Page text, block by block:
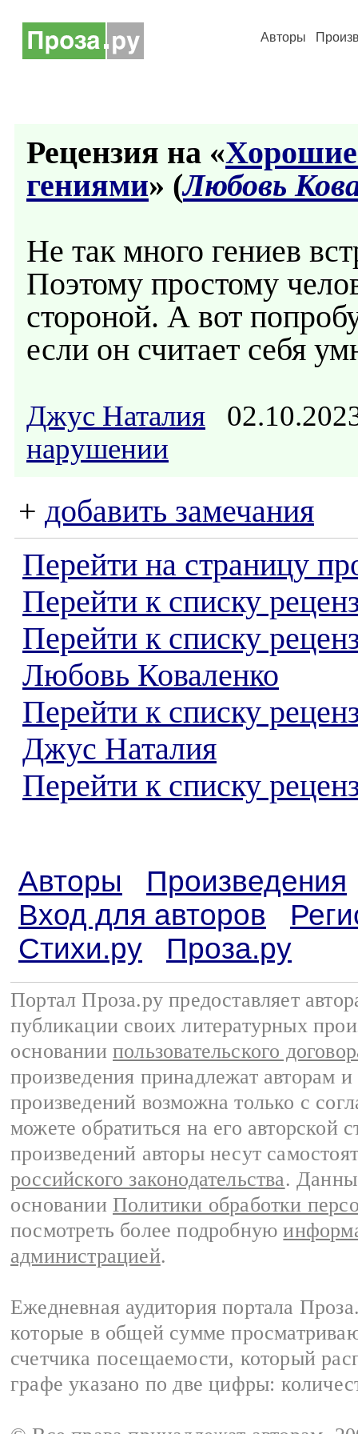
Авторы
Рецензия на «
гениями» (Любовь
Не так много гениев
Поэтому простому
стороной. А вот
если он считает себя
Джус Наталия
нарушении
+ добавить замечания
Перейти на страницу
Перейти к списку
Перейти к списку
Любовь Коваленко
Перейти к списку
Джус Наталия
Перейти к списку
Авторы
Произведения
Вход для авторов
Стихи.ру
Проза.ру
Портал Проза.ру предоставляет
публикации своих литературных
основании пользовательского
произведения принадлежат авторам
произведений возможна только с
можете обратиться на его авторской
произведений авторы несут
российского законодательства.
основании Политики обработки
посмотреть более подробную
администрацией.
Ежедневная аудитория портала
которые в общей сумме
счетчика посещаемости, который
графе указано по две цифры: